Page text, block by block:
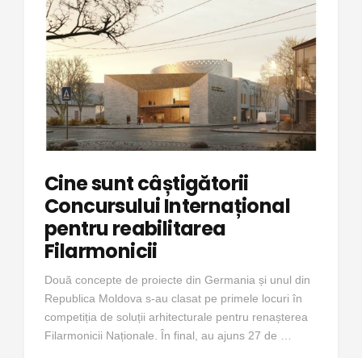
Cine sunt câștigătorii
Concursului Internațional
pentru reabilitarea
Filarmonicii
Două concepte de proiecte din Germania și unul din
Republica Moldova s-au clasat pe primele locuri în
competiția de soluții arhitecturale pentru renașterea
Filarmonicii Naționale. În final, au ajuns 27 de …